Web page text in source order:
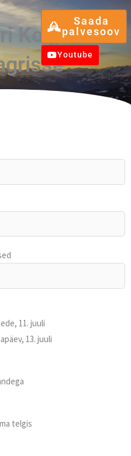
Youtube
Saada
palvesoov
Kolgata
11. juuli
13. juuli
telgis